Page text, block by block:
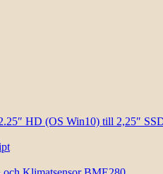
HD (OS Win10) till 2,25″